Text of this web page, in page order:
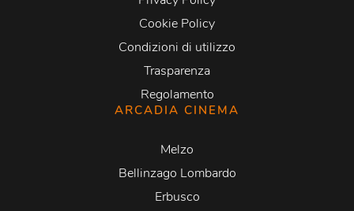
Cookie Policy
Condizioni di utilizzo
Trasparenza
Regolamento
ARCADIA CINEMA
Melzo
Bellinzago Lombardo
Erbusco